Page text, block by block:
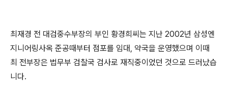
최재경 전 대검중수부장의 부인 황경희씨는 지난 2002년 삼성엔
지니어링사옥 준공때부터 점포를 임대, 약국을 운영했으며 이때
최 전부장은 법무부 검찰국 검사로 재직중이었던 것으로 드러났습
니다.